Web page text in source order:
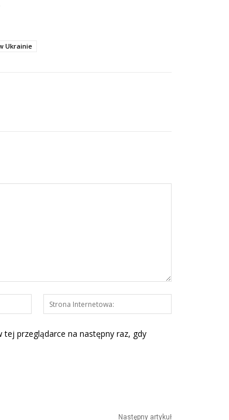
Ukrainie
mail:*
Internetowa:
przeglądarce na następny raz, gdy
Następny artykuł